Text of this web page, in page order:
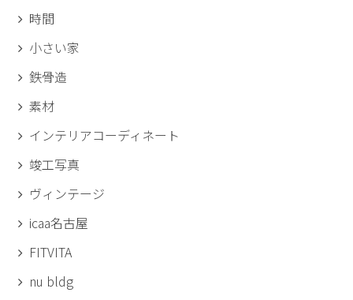
時間
小さい家
鉄骨造
素材
インテリアコーディネート
竣工写真
ヴィンテージ
icaa名古屋
FITVITA
nu bldg